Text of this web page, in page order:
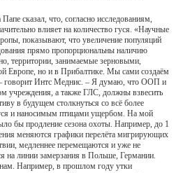
сказал, что, согласно исследованиям,
влияет на количество гуся. «Научные
показывают, что увеличение популяций
прямо пропорциональны наличию
территории, занимаемые зерновыми,
Европе, но и в Прибалтике. Мы сами создаём
говорит Интс Меднис. – Я думаю, что ООП и
учреждения, а также ГЛC, должны взвесить
в будущем столкнуться со всё более
и наносимым птицами ущербом. На мой
бы продление сезона охоты. Например, до 1
меняются графики перелёта мигрирующих
медленнее перемещаются и уже не
на линии замерзания в Польше, Германии.
Например, в прошлом году утки